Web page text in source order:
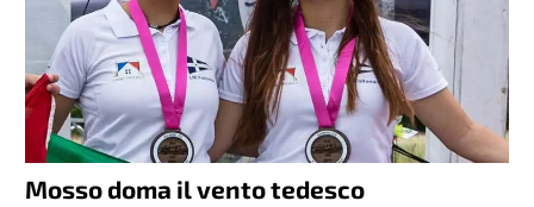
Mosso doma il vento tedesco